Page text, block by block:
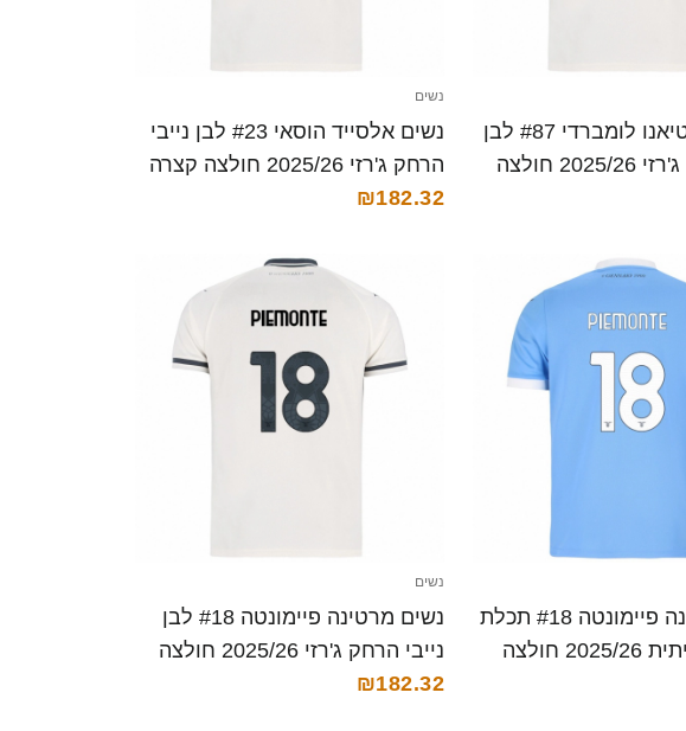
נשים כריסטיאנו לומברדי #87 לבן
נייבי הרחק ג'רזי 2025/26 חולצה
נשים
נשים אלסייד הוסאי #23 לבן נייבי
הרחק ג'רזי 2025/26 חולצה קצרה
₪182.32
נשים מרטינה פיימונטה #18 תכלת
לבן ג'רזי ביתית 2025/26 חולצה
נשים
נשים מרטינה פיימונטה #18 לבן
נייבי הרחק ג'רזי 2025/26 חולצה
קצרה
₪182.32